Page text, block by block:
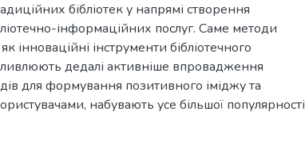
бібліотек у напрямі створення
інформаційних послуг. Саме методи
інноваційні інструменти бібліотечного
дедалі активніше впровадження
для формування позитивного іміджу та
набувають усе більшої популярності